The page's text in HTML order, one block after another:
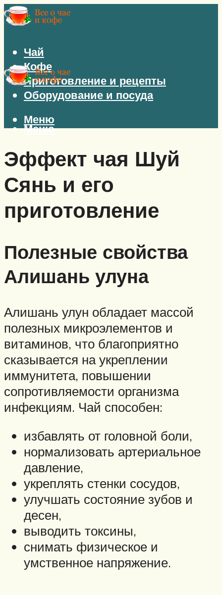
Чай
Кофе
Приготовление и рецепты
Оборудование и посуда
Меню
Меню
Эффект чая Шуй
Сянь и его
приготовление
Полезные свойства
Алишань улуна
Алишань улун обладает массой
полезных микроэлементов и
витаминов, что благоприятно
сказывается на укреплении
иммунитета, повышении
сопротивляемости организма
инфекциям. Чай способен:
избавлять от головной боли,
нормализовать артериальное
давление,
укреплять стенки сосудов,
улучшать состояние зубов и
десен,
выводить токсины,
снимать физическое и
умственное напряжение.